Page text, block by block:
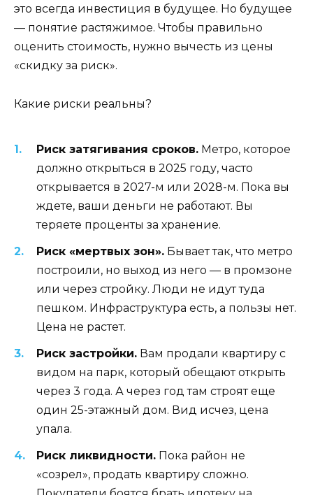
это всегда инвестиция в будущее. Но будущее
— понятие растяжимое. Чтобы правильно
оценить стоимость, нужно вычесть из цены
«скидку за риск».
Какие риски реальны?
Риск затягивания сроков. Метро, которое
должно открыться в 2025 году, часто
открывается в 2027-м или 2028-м. Пока вы
ждете, ваши деньги не работают. Вы
теряете проценты за хранение.
Риск «мертвых зон». Бывает так, что метро
построили, но выход из него — в промзоне
или через стройку. Люди не идут туда
пешком. Инфраструктура есть, а пользы нет.
Цена не растет.
Риск застройки. Вам продали квартиру с
видом на парк, который обещают открыть
через 3 года. А через год там строят еще
один 25-этажный дом. Вид исчез, цена
упала.
Риск ликвидности. Пока район не
«созрел», продать квартиру сложно.